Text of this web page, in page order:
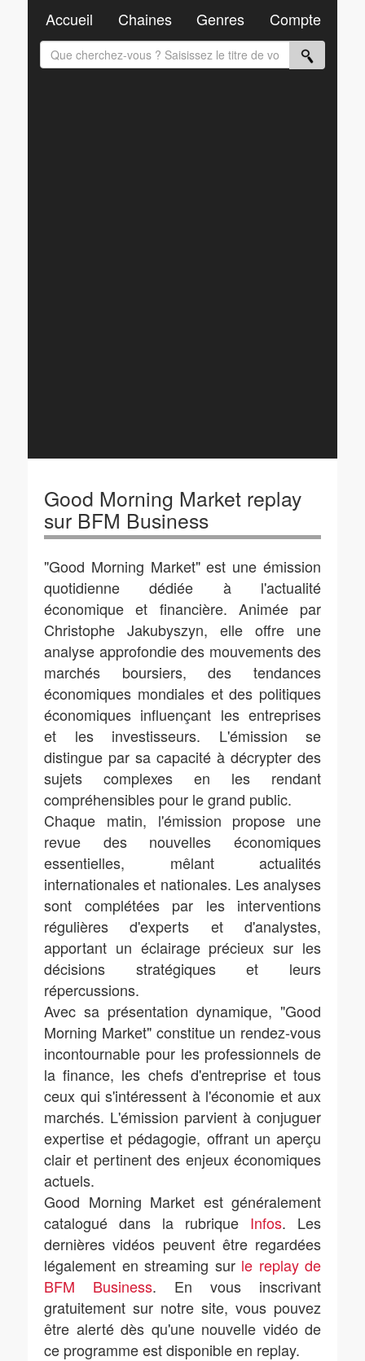
Good Morning Market replay
sur BFM Business
"Good Morning Market" est une émission
quotidienne dédiée à l'actualité
économique et financière. Animée par
Christophe Jakubyszyn, elle offre une
analyse approfondie des mouvements des
marchés boursiers, des tendances
économiques mondiales et des politiques
économiques influençant les entreprises
et les investisseurs. L'émission se
distingue par sa capacité à décrypter des
sujets complexes en les rendant
compréhensibles pour le grand public.
Chaque matin, l'émission propose une
revue des nouvelles économiques
essentielles, mêlant actualités
internationales et nationales. Les analyses
sont complétées par les interventions
régulières d'experts et d'analystes,
apportant un éclairage précieux sur les
décisions stratégiques et leurs
répercussions.
Avec sa présentation dynamique, "Good
Morning Market" constitue un rendez-vous
incontournable pour les professionnels de
la finance, les chefs d'entreprise et tous
ceux qui s'intéressent à l'économie et aux
marchés. L'émission parvient à conjuguer
expertise et pédagogie, offrant un aperçu
clair et pertinent des enjeux économiques
actuels.
Good Morning Market est généralement
catalogué dans la rubrique Infos. Les
dernières vidéos peuvent être regardées
légalement en streaming sur le replay de
BFM Business. En vous inscrivant
gratuitement sur notre site, vous pouvez
être alerté dès qu'une nouvelle vidéo de
ce programme est disponible en replay.
Accueil Chaines Genres Compte